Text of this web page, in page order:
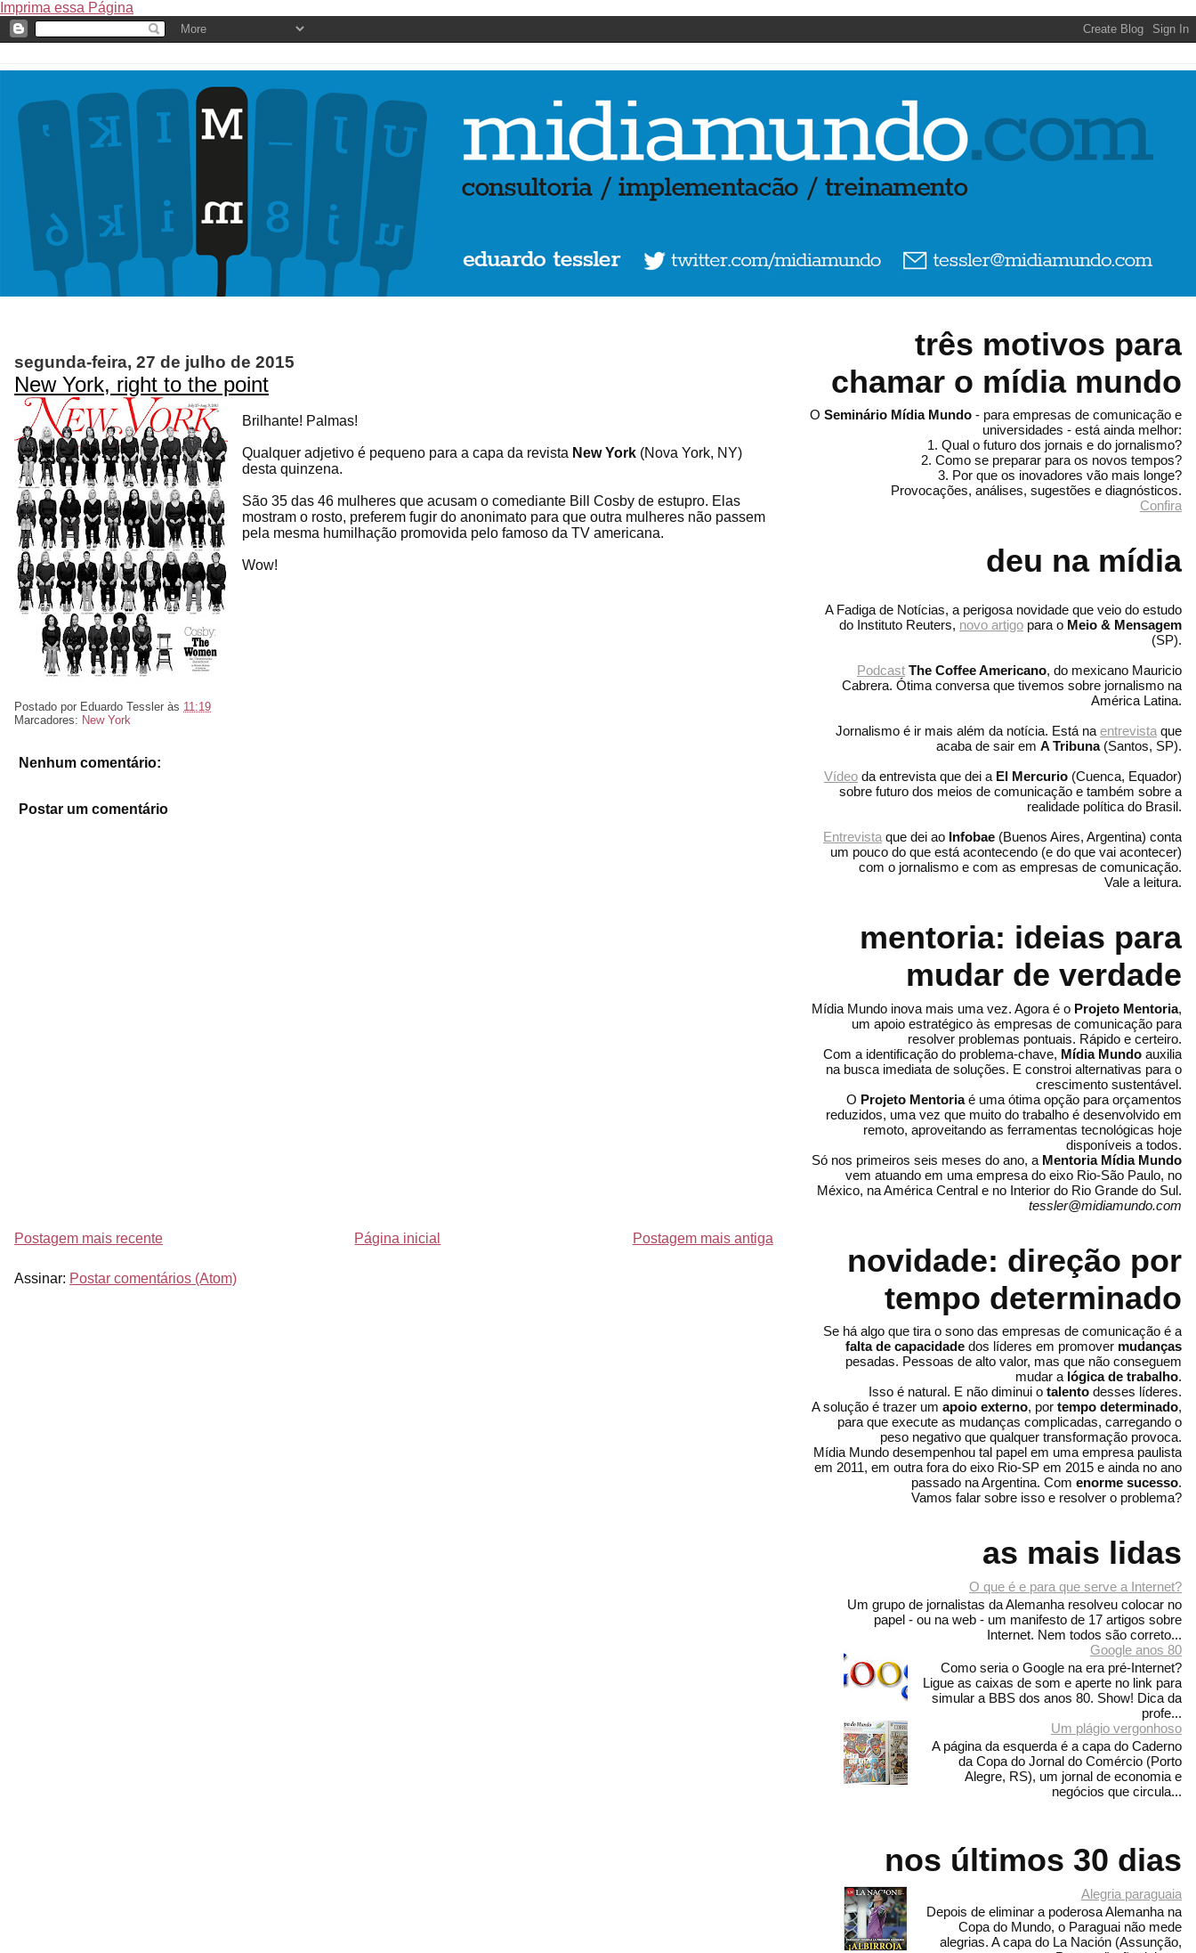
Imprima essa Página
segunda-feira, 27 de julho de 2015
New York, right to the point
Brilhante! Palmas!
Qualquer adjetivo é pequeno para a capa da revista New York (Nova York, NY)
desta quinzena.
São 35 das 46 mulheres que acusam o comediante Bill Cosby de estupro. Elas
mostram o rosto, preferem fugir do anonimato para que outra mulheres não passem
pela mesma humilhação promovida pelo famoso da TV americana.
Wow!
Postado por Eduardo Tessler às 11:19
Marcadores: New York
Nenhum comentário:
Postar um comentário
Postagem mais recente Postagem mais antiga
Página inicial
Assinar: Postar comentários (Atom)
três motivos para
chamar o mídia mundo
O Seminário Mídia Mundo - para empresas de comunicação e
universidades - está ainda melhor:
1. Qual o futuro dos jornais e do jornalismo?
2. Como se preparar para os novos tempos?
3. Por que os inovadores vão mais longe?
Provocações, análises, sugestões e diagnósticos.
Confira
deu na mídia
A Fadiga de Notícias, a perigosa novidade que veio do estudo
do Instituto Reuters, novo artigo para o Meio & Mensagem
(SP).
Podcast The Coffee Americano, do mexicano Mauricio
Cabrera. Ótima conversa que tivemos sobre jornalismo na
América Latina.
Jornalismo é ir mais além da notícia. Está na entrevista que
acaba de sair em A Tribuna(Santos, SP).
Vídeo da entrevista que dei a El Mercurio (Cuenca, Equador)
sobre futuro dos meios de comunicação e também sobre a
realidade política do Brasil.
Entrevista que dei ao Infobae (Buenos Aires, Argentina) conta
um pouco do que está acontecendo (e do que vai acontecer)
com o jornalismo e com as empresas de comunicação.
Vale a leitura.
mentoria: ideias para
mudar de verdade
Mídia Mundo inova mais uma vez. Agora é o Projeto Mentoria,
um apoio estratégico às empresas de comunicação para
resolver problemas pontuais. Rápido e certeiro.
Com a identificação do problema-chave, Mídia Mundo auxilia
na busca imediata de soluções. E constroi alternativas para o
crescimento sustentável.
O Projeto Mentoriaé uma ótima opção para orçamentos
reduzidos, uma vez que muito do trabalho é desenvolvido em
remoto, aproveitando as ferramentas tecnológicas hoje
disponíveis a todos.
Só nos primeiros seis meses do ano, a Mentoria Mídia Mundo
vem atuando em uma empresa do eixo Rio-São Paulo, no
México, na América Central e no Interior do Rio Grande do Sul.
tessler@midiamundo.com
novidade: direção por
tempo determinado
Se há algo que tira o sono das empresas de comunicação é a
falta de capacidade dos líderes em promover mudanças
pesadas. Pessoas de alto valor, mas que não conseguem
mudar a lógica de trabalho.
Isso é natural. E não diminui o talento desses líderes.
A solução é trazer um apoio externo, por tempo determinado,
para que execute as mudanças complicadas, carregando o
peso negativo que qualquer transformação provoca.
Mídia Mundo desempenhou tal papel em uma empresa paulista
em 2011, em outra fora do eixo Rio-SP em 2015 e ainda no ano
passado na Argentina. Com enorme sucesso.
Vamos falar sobre isso e resolver o problema?
as mais lidas
O que é e para que serve a Internet?
Um grupo de jornalistas da Alemanha resolveu colocar no
papel - ou na web - um manifesto de 17 artigos sobre
Internet. Nem todos são correto...
Google anos 80
Como seria o Google na era pré-Internet?
Ligue as caixas de som e aperte no link para
simular a BBS dos anos 80. Show! Dica da
profe...
Um plágio vergonhoso
A página da esquerda é a capa do Caderno
da Copa do Jornal do Comércio (Porto
Alegre, RS), um jornal de economia e
negócios que circula...
nos últimos 30 dias
Alegria paraguaia
Depois de eliminar a poderosa Alemanha na
Copa do Mundo, o Paraguai não mede
alegrias. A capa do La Nación (Assunção,